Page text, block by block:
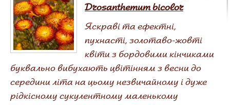
Drosanthemum bicolor
Яскраві та ефектні,
пухнасті, золотаво-жовті
квіти з бордовими кінчиками
буквально вибухають цвітінням з весни до
середини літа на цьому незвичайному і дуже
рідкісному сукулентному маленькому